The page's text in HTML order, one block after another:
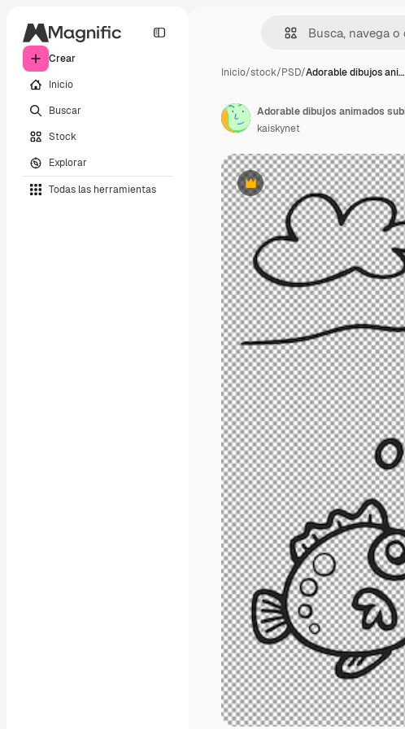
Crear
Inicio
Buscar
Stock
Explorar
Todas las herramientas
Inicio/stock/PSD/Adorable dibujos ani…
Premium
kaiskynet